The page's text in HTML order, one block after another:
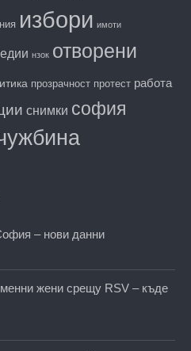
избори имоти
нзок отворени
прозрачност протест работа
снимки софия
– нови данни
жени срещу RSV – къде